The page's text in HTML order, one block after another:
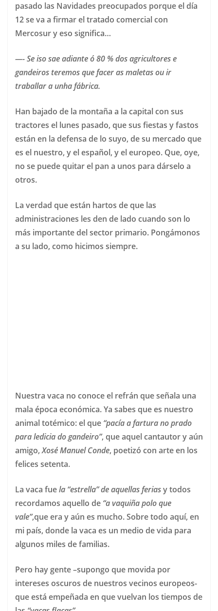
pasado las Navidades preocupados porque el día
12 se va a firmar el tratado comercial con
Mercosur y eso significa…
—-Se iso sae adiante ó 80 % dos agricultores e
gandeiros teremos que facer as maletas ou ir
traballar a unha fábrica.
Han bajado de la montaña a la capital con sus
tractores el lunes pasado, que sus fiestas y fastos
están en la defensa de lo suyo, de su mercado que
es el nuestro, y el español, y el europeo. Que, oye,
no se puede quitar el pan a unos para dárselo a
otros.
La verdad que están hartos de que las
administraciones les den de lado cuando son lo
más importante del sector primario. Pongámonos
a su lado, como hicimos siempre.
Nuestra vaca no conoce el refrán que señala una
mala época económica. Ya sabes que es nuestro
animal totémico: el que “pacía a fartura no prado
para ledicia do gandeiro”, que aquel cantautor y aún
amigo,Xosé Manuel Conde, poetizó con arte en los
felices setenta.
La vaca fuela “estrella” de aquellas feriasy todos
recordamos aquello de “a vaquiña polo que
vale”,que era y aún es mucho. Sobre todo aquí, en
mi país, donde la vaca es un medio de vida para
algunos miles de familias.
Pero hay gente –supongo que movida por
intereses oscuros de nuestros vecinos europeos-
que está empeñada en que vuelvan los tiempos de